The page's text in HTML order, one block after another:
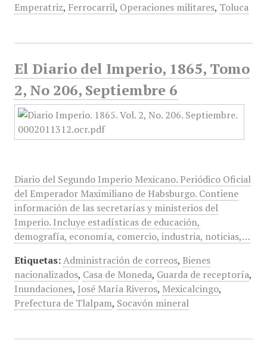
Emperatriz, Ferrocarril, Operaciones militares, Toluca
El Diario del Imperio, 1865, Tomo
2, No 206, Septiembre 6
Diario del Segundo Imperio Mexicano. Periódico Oficial
del Emperador Maximiliano de Habsburgo. Contiene
información de las secretarías y ministerios del
Imperio. Incluye estadísticas de educación,
demografía, economía, comercio, industria, noticias,…
Etiquetas: Administración de correos, Bienes
nacionalizados, Casa de Moneda, Guarda de receptoría,
Inundaciones, José María Riveros, Mexicalcingo,
Prefectura de Tlalpam, Socavón mineral